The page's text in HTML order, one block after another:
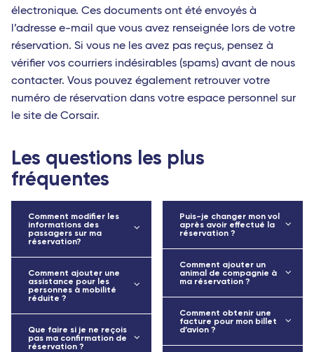
électronique. Ces documents ont été envoyés à
l’adresse e-mail que vous avez renseignée lors de votre
réservation. Si vous ne les avez pas reçus, pensez à
vérifier vos courriers indésirables (spams) avant de nous
contacter. Vous pouvez également retrouver votre
numéro de réservation dans votre espace personnel sur
le site de Corsair.
Les questions les plus
fréquentes
Comment modifier les
informations des
passagers sur ma
réservation?
Comment ajouter une
assistance pour les
personnes à mobilité
réduite ?
Que faire si je ne reçois
pas ma confirmation de
réservation ?
Puis-je changer mon vol
après avoir effectué la
réservation ?
Comment ajouter un
animal de compagnie à
ma réservation ?
Comment obtenir une
facture pour mon billet
d’avion ?